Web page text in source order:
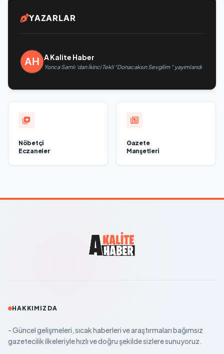
YAZARLAR
A Kalite Haber
Yonca Samlı ‘dan İkinci Tekli “Donacaksın Sevgilim “ yayımlandı
Nöbetçi
Eczaneler
Gazete
Manşetleri
HAKKIMIZDA
- Güncel gelişmeleri, sıcak haberleri ve araştırmaları bağımsız
gazetecilik ilkeleriyle hızlı ve doğru şekilde sizlere sunuyoruz.